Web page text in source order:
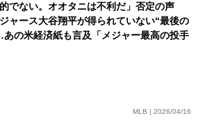
的でない。オオタニは不利だ」否定の声
ャース大谷翔平が得られていない“最後の
の米経済紙も言及「メジャー最高の投手
MLB | 2026/04/16